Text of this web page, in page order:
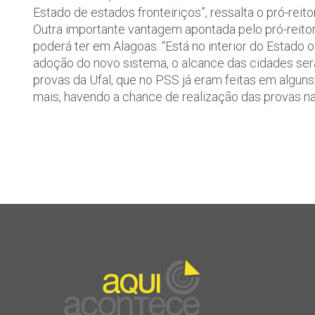
Estado de estados fronteiriços”, ressalta o pró-
Outra importante vantagem apontada pelo pró-
poderá ter em Alagoas. “Está no interior do
adoção do novo sistema, o alcance das cidades
provas da Ufal, que no PSS já eram feitas em
mais, havendo a chance de realização das provas